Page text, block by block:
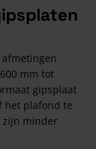
mm tot
gipsplaat
het plafond te
zijn minder